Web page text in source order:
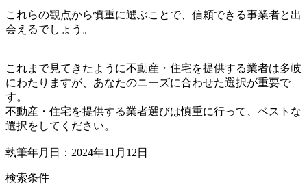
これらの観点から慎重に選ぶことで、信頼できる事業者と出
会えるでしょう。
これまで見てきたように不動産・住宅を提供する業者は多岐
にわたりますが、あなたのニーズに合わせた選択が重要で
す。
不動産・住宅を提供する業者選びは慎重に行って、ベストな
選択をしてください。
執筆年月日：2024年11月12日
検索条件